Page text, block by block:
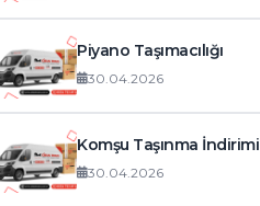
Piyano Taşımacılığı
30.04.2026
Komşu Taşınma İndirimi
30.04.2026